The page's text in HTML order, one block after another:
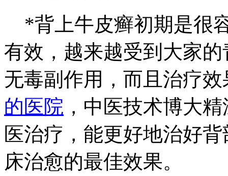
*背上牛皮癣初期是很
有效，越来越受到大家
无毒副作用，而且治疗
的医院 ，中医技术博大
医治疗，能更好地治好
床治愈的最佳效果。